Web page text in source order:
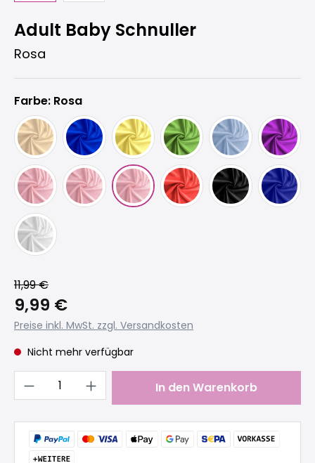
Adult Baby Schnuller
Rosa
Farbe: Rosa
11,99 €
9,99 €
Preise inkl. MwSt. zzgl. Versandkosten
Nicht mehr verfügbar
Produkt Anzahl: Gib den
In den Warenkorb